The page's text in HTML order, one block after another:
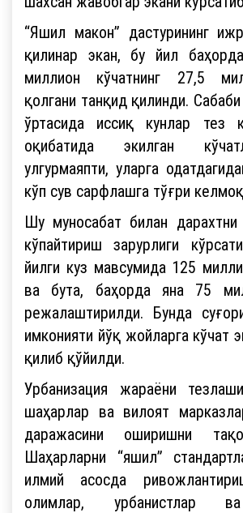
“Яшил макон” дастурининг
қилинар экан, бу йил
миллион кўчатнинг 27,5
қолгани танқид қилинди.
ўртасида иссиқ кунлар тез
оқибатида экилган
улгурмаяпти, уларга
кўп сув сарфлашга тўғри
Шу муносабат билан
кўпайтириш зарурлиги
йилги куз мавсумида 125
ва бута, баҳорда яна 75
режалаштирилди. Бунда
имконияти йўқ жойларга кўчат
қилиб қўйилди.
Урбанизация жараёни
шаҳарлар ва вилоят
даражасини оширишни
Шаҳарларни “яшил”
илмий асосда
олимлар, урбанистлар